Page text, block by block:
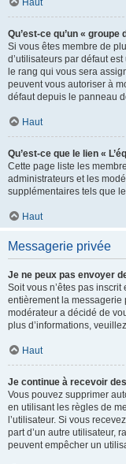
Haut
Qu’est-ce qu’un «
Si vous êtes membre de
d’utilisateurs par défaut
le rang qui vous sera
peuvent vous autoriser à
défaut depuis le panneau
Haut
Qu’est-ce que le lien «
Cette page liste les
administrateurs et les
supplémentaires tels que
Haut
Messagerie privée
Je ne peux pas envoyer
Soit vous n’êtes pas
entièrement la messagerie
modérateur a décidé de
plus d’informations,
Haut
Je continue à recevoir
Vous pouvez supprimer
en utilisant les règles de
l’utilisateur. Si vous
part d’un autre utilisateur,
peuvent empêcher un